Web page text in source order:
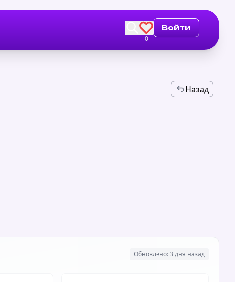
0
Войти
Назад
Обновлено: 3 дня назад